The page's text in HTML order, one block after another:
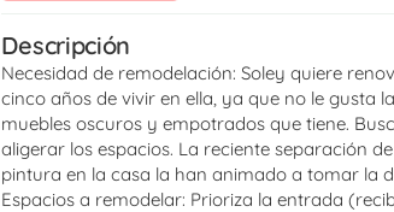
Descripción
Necesidad de remodelación: Soley quiere
cinco años de vivir en ella, ya que no le gusta
muebles oscuros y empotrados que tiene.
aligerar los espacios. La reciente separación
pintura en la casa la han animado a tomar la
Espacios a remodelar: Prioriza la entrada